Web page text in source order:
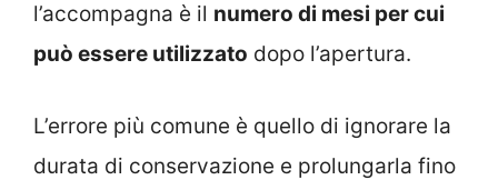
l’accompagna è il numero di mesi per cui
può essere utilizzato dopo l’apertura.
L’errore più comune è quello di ignorare la
durata di conservazione e prolungarla fino